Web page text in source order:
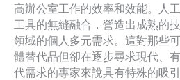
高辦公室工作的效率和效能。人
工具的無縫融合，營造出成熟的
領域的個人多元需求。這對那些
體替代品但卻在逐步尋求現代、
代需求的專家來說具有特殊的吸引